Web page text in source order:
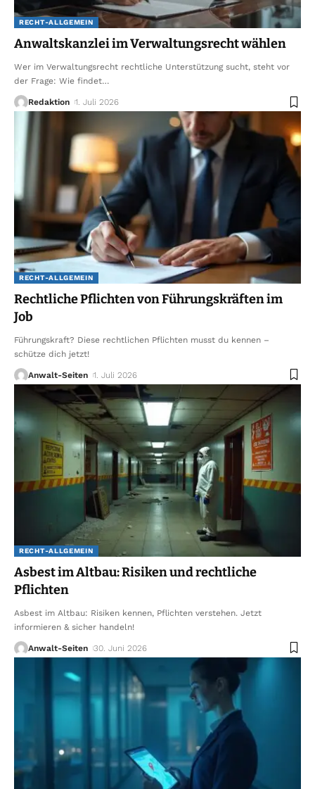
RECHT-ALLGEMEIN
Anwaltskanzlei im Verwaltungsrecht wählen
Wer im Verwaltungsrecht rechtliche Unterstützung sucht, steht vor
der Frage: Wie findet…
Redaktion 1. Juli 2026
RECHT-ALLGEMEIN
Rechtliche Pflichten von Führungskräften im
Job
Führungskraft? Diese rechtlichen Pflichten musst du kennen –
schütze dich jetzt!
Anwalt-Seiten 1. Juli 2026
RECHT-ALLGEMEIN
Asbest im Altbau: Risiken und rechtliche
Pflichten
Asbest im Altbau: Risiken kennen, Pflichten verstehen. Jetzt
informieren & sicher handeln!
Anwalt-Seiten 30. Juni 2026